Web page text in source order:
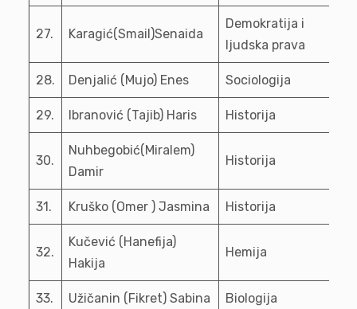
27. Karagić(Smail)Senaida
Demokratija i
ljudska prava
28. Denjalić (Mujo) Enes Sociologija
29. Ibranović (Tajib) Haris Historija
30.
Nuhbegobić(Miralem)
Damir
Historija
31. Kruško (Omer ) Jasmina Historija
32.
Kučević (Hanefija)
Hakija
Hemija
33. Užičanin (Fikret) Sabina Biologija